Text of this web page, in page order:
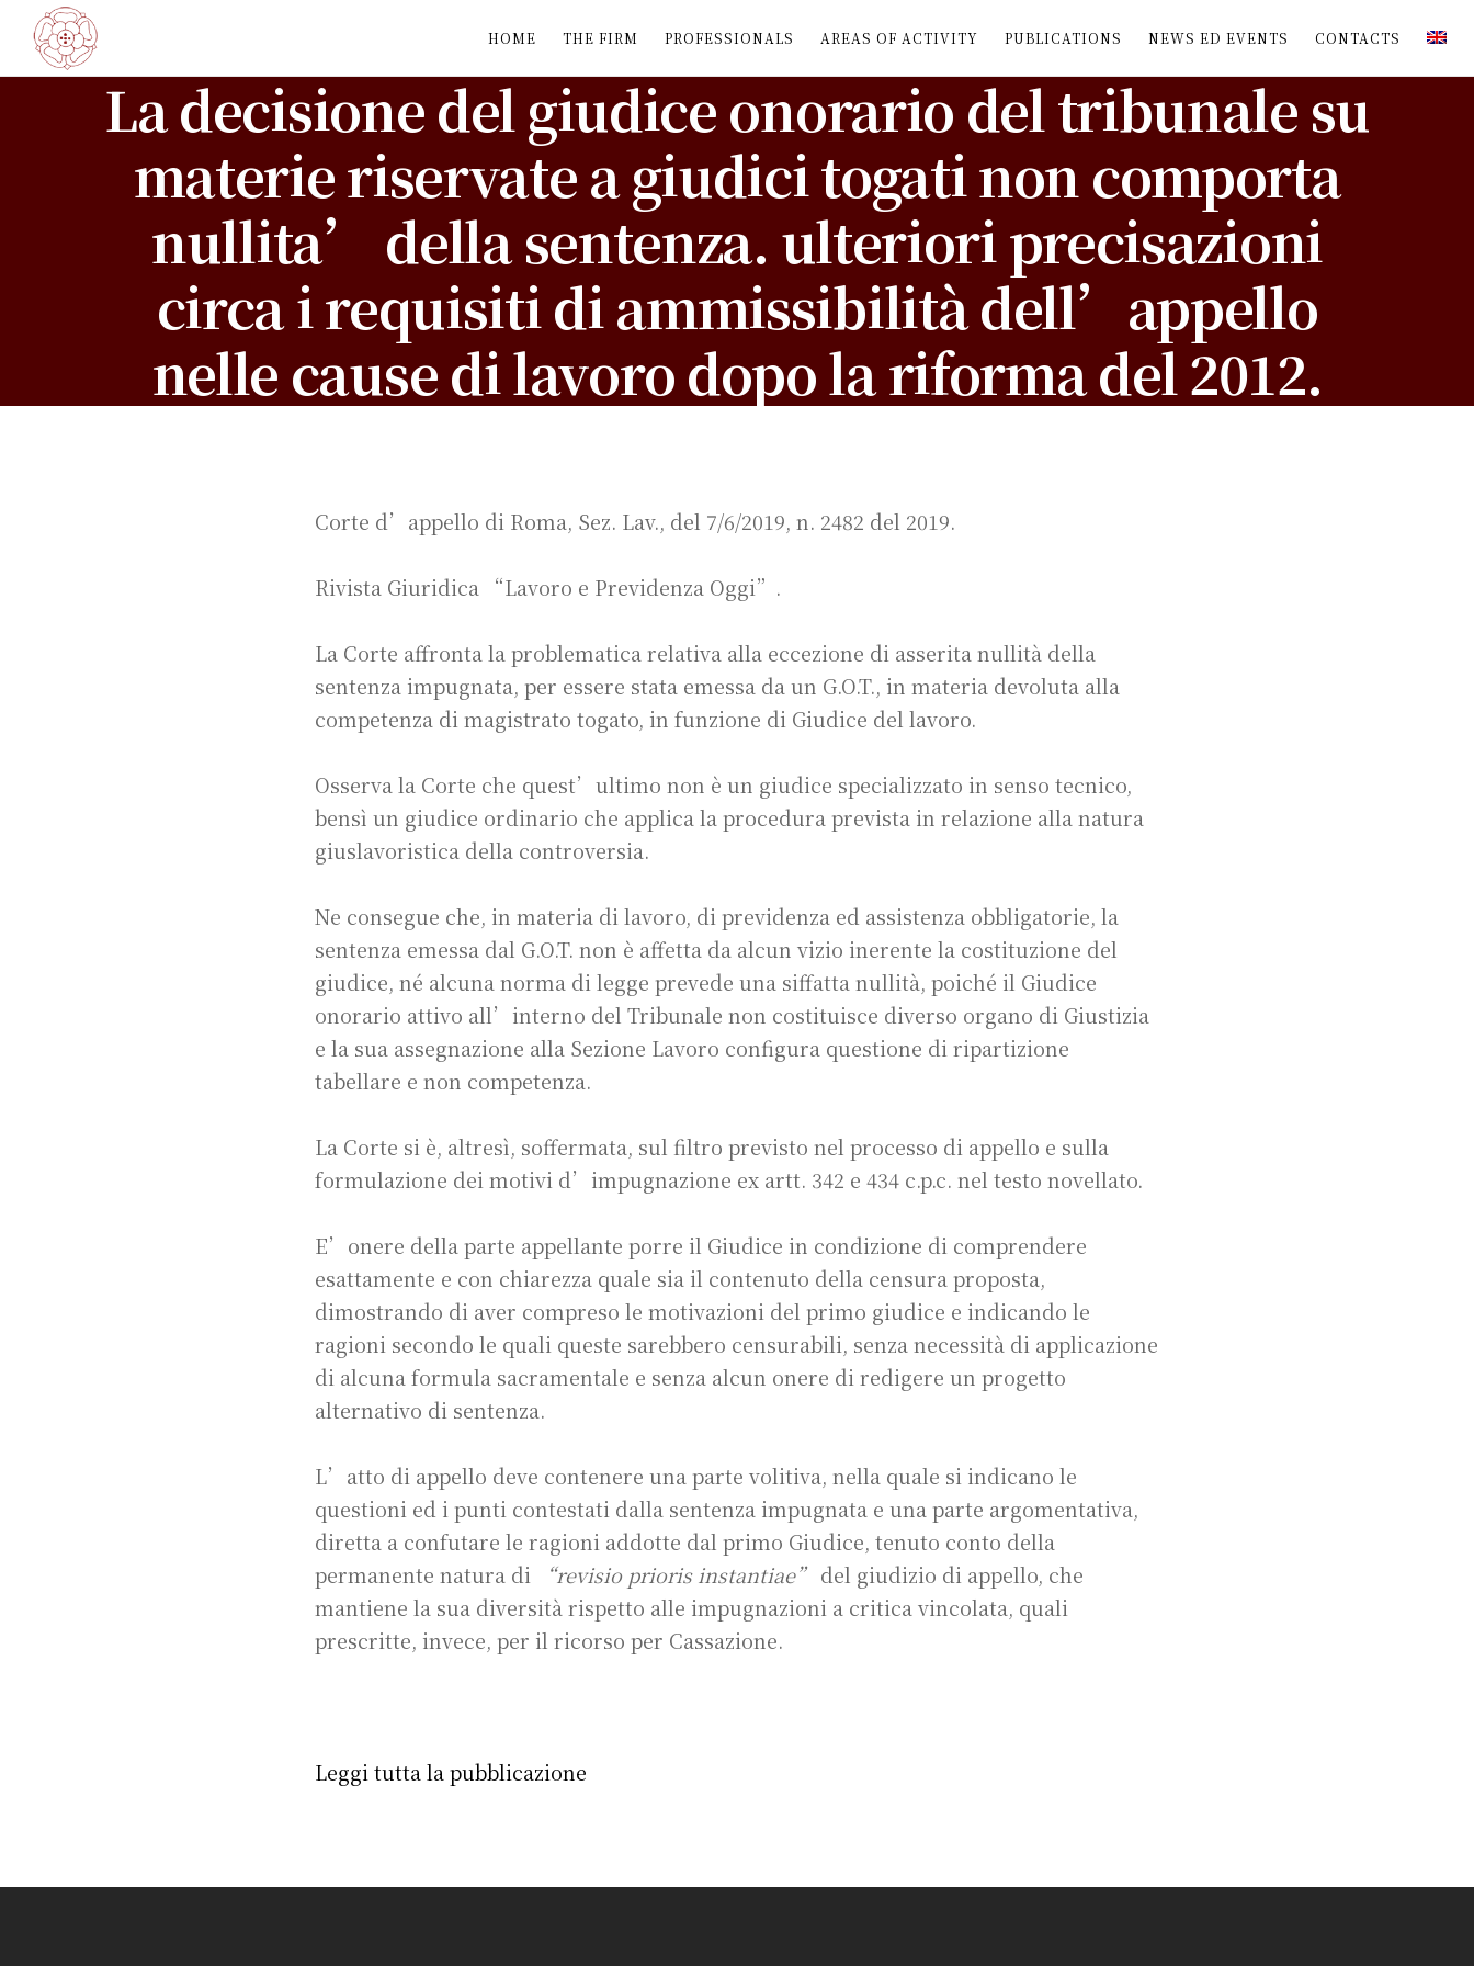
HOME THE FIRM PROFESSIONALS AREAS OF ACTIVITY PUBLICATIONS NEWS ED EVENTS CONTACTS
La decisione del giudice onorario del tribunale su
materie riservate a giudici togati non comporta
nullita’ della sentenza. ulteriori precisazioni
circa i requisiti di ammissibilità dell’appello
nelle cause di lavoro dopo la riforma del 2012.
Corte d’appello di Roma, Sez. Lav., del 7/6/2019, n. 2482 del 2019.
Rivista Giuridica “Lavoro e Previdenza Oggi”.
La Corte affronta la problematica relativa alla eccezione di asserita nullità della
sentenza impugnata, per essere stata emessa da un G.O.T., in materia devoluta alla
competenza di magistrato togato, in funzione di Giudice del lavoro.
Osserva la Corte che quest’ultimo non è un giudice specializzato in senso tecnico,
bensì un giudice ordinario che applica la procedura prevista in relazione alla natura
giuslavoristica della controversia.
Ne consegue che, in materia di lavoro, di previdenza ed assistenza obbligatorie, la
sentenza emessa dal G.O.T. non è affetta da alcun vizio inerente la costituzione del
giudice, né alcuna norma di legge prevede una siffatta nullità, poiché il Giudice
onorario attivo all’interno del Tribunale non costituisce diverso organo di Giustizia
e la sua assegnazione alla Sezione Lavoro configura questione di ripartizione
tabellare e non competenza.
La Corte si è, altresì, soffermata, sul filtro previsto nel processo di appello e sulla
formulazione dei motivi d’impugnazione ex artt. 342 e 434 c.p.c. nel testo novellato.
E’onere della parte appellante porre il Giudice in condizione di comprendere
esattamente e con chiarezza quale sia il contenuto della censura proposta,
dimostrando di aver compreso le motivazioni del primo giudice e indicando le
ragioni secondo le quali queste sarebbero censurabili, senza necessità di applicazione
di alcuna formula sacramentale e senza alcun onere di redigere un progetto
alternativo di sentenza.
L’atto di appello deve contenere una parte volitiva, nella quale si indicano le
questioni ed i punti contestati dalla sentenza impugnata e una parte argomentativa,
diretta a confutare le ragioni addotte dal primo Giudice, tenuto conto della
permanente natura di
“revisio prioris instantiae” del giudizio di appello, che
mantiene la sua diversità rispetto alle impugnazioni a critica vincolata, quali
prescritte, invece, per il ricorso per Cassazione.
Leggi tutta la pubblicazione